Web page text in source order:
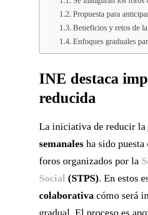
Propuesta para
Beneficios y retos de
Enfoques graduales
INE destaca
reducida
La iniciativa de reducir
semanales ha sido
foros organizados por la
Social (STPS). En estos
colaborativa cómo será
gradual. El proceso es